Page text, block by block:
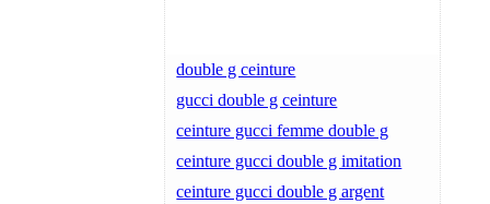
double g ceinture
gucci double g ceinture
ceinture gucci femme double g
ceinture gucci double g imitation
ceinture gucci double g argent